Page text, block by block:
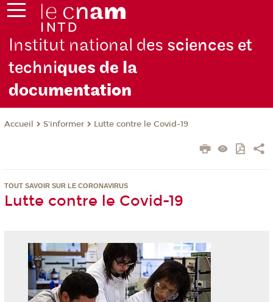
Institut national des sciences et
techniques de la
documentation
Accueil S'informer Lutte contre le Covid-19
TOUT SAVOIR SUR LE CORONAVIRUS
Lutte contre le Covid-19